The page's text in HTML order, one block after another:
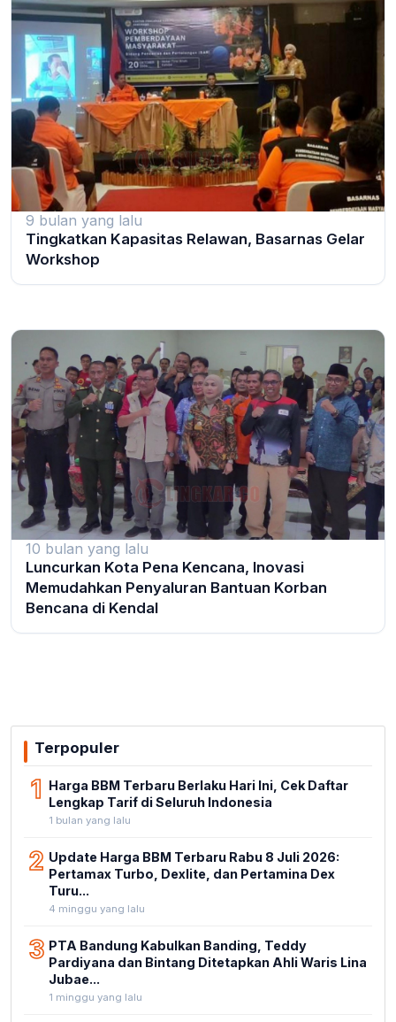
9 bulan yang lalu
Tingkatkan Kapasitas Relawan, Basarnas Gelar
Workshop
10 bulan yang lalu
Luncurkan Kota Pena Kencana, Inovasi
Memudahkan Penyaluran Bantuan Korban
Bencana di Kendal
Terpopuler
1 Harga BBM Terbaru Berlaku Hari Ini, Cek Daftar
Lengkap Tarif di Seluruh Indonesia
1 bulan yang lalu
2 Update Harga BBM Terbaru Rabu 8 Juli 2026:
Pertamax Turbo, Dexlite, dan Pertamina Dex
Turu...
4 minggu yang lalu
3 PTA Bandung Kabulkan Banding, Teddy
Pardiyana dan Bintang Ditetapkan Ahli Waris Lina
Jubae...
1 minggu yang lalu